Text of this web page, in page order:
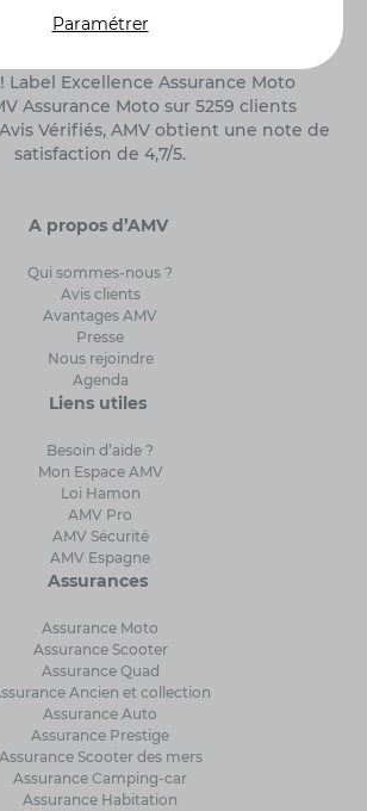
et leurs modèles de référence.
Label Excellence Assurance Moto
Assurance Moto sur 5259 clients
Vérifiés, AMV obtient une note de
satisfaction de 4,7/5.
A propos d’AMV
Qui sommes-nous ?
Avis clients
Avantages AMV
Presse
Nous rejoindre
Agenda
Liens utiles
Besoin d’aide ?
Mon Espace AMV
Loi Hamon
AMV Pro
AMV Sécurité
AMV Espagne
Assurances
Assurance Moto
Assurance Scooter
Assurance Quad
Ancien et collection
Assurance Auto
Assurance Prestige
Assurance Scooter des mers
Assurance Camping-car
Assurance Habitation
Paramétrer